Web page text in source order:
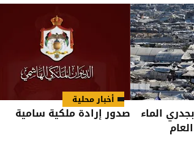
بجدري الماء
أخبار محلية
صدور إرادة ملكية سامية